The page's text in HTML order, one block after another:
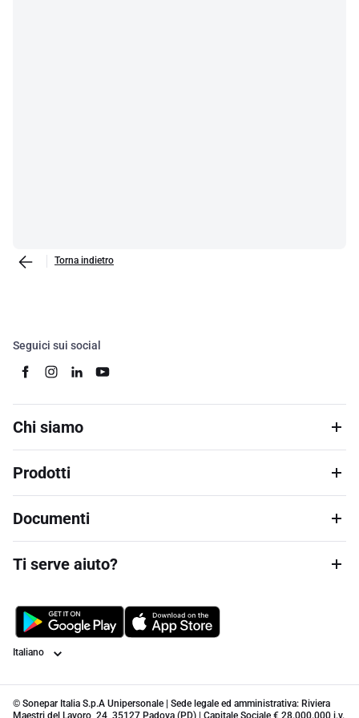
Torna indietro
Seguici sui social
Chi siamo
Prodotti
Documenti
Ti serve aiuto?
Lingua
© Sonepar Italia S.p.A Unipersonale | Sede legale ed amministrativa: Riviera
Maestri del Lavoro, 24, 35127 Padova (PD) | Capitale Sociale € 28.000.000 i.v.